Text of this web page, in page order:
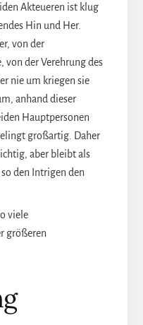
Akteueren ist klug
Hin und Her.
von der
von der Verehrung des
nie um kriegen sie
anhand dieser
Hauptpersonen
großartig. Daher
aber bleibt als
den Intrigen den
viele
größeren